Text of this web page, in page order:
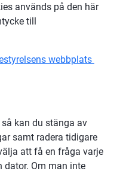
används på den här
till
webbplats
kan du stänga av
samt radera tidigare
att få en fråga varje
dator. Om man inte